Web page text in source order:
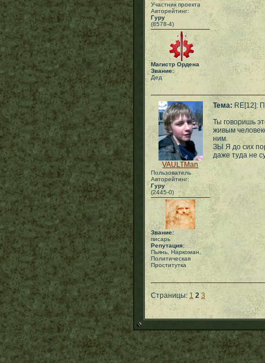
Участник проекта
Авторейтинг:
Гуру
(8578-4)
Магистр Ордена
Звание:
Дед
VAULTMan
Пользователь
Авторейтинг:
Гуру
(2445-0)
Звание:
писарь
Репутация:
Пьянь, Наркоман,
Политическая
Проститутка
Тема: RE[12]:
Ты говоришь
живым
ним.
ЗЫ Я до сих
даже туда не
Страницы: 1 2 3